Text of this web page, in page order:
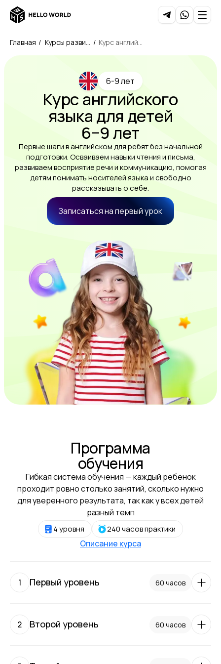
Главная / Курсы развит / Курс английск
6-9 лет
Курс английского
языка для детей
6−9 лет
Первые шаги в английском для ребят без начальной
подготовки. Осваиваем навыки чтения и письма,
развиваем восприятие речи и коммуникацию, помогая
детям понимать носителей языка и свободно
рассказывать о себе.
Записаться на первый урок
Программа
обучения
Гибкая система обучения — каждый ребенок
проходит ровно столько занятий, сколько нужно
для уверенного результата, так как у всех детей
разный темп
4 уровня 240 часов практики
Описание курса
1 Первый уровень 60 часов
Oxford Phonics World Level 1
Главная цель:
1. Фонетические навыки и произношение
2 Второй уровень 60 часов
Kid’s Box New Generation Level 1